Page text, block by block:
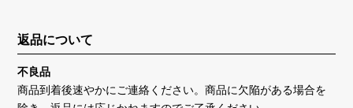
返品について
不良品
商品到着後速やかにご連絡ください。商品に欠陥がある場合を